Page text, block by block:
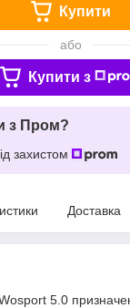
Купити
або
Купити з
з Пром?
захистом
Доставка
5.0